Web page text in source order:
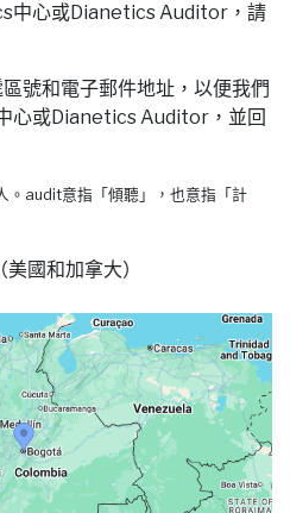
中心或Dianetics Auditor，請
號和電子郵件地址，以便我們
心或Dianetics Auditor，並回
audit意指「傾聽」，也意指「計
國和加拿大）